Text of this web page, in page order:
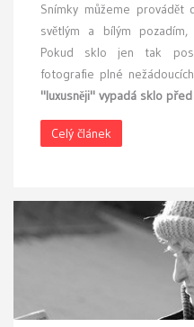
Snímky můžeme
světlým a bílým
Pokud sklo jen tak
fotografie plné
"luxusněji" vypadá sklo
Celý článek